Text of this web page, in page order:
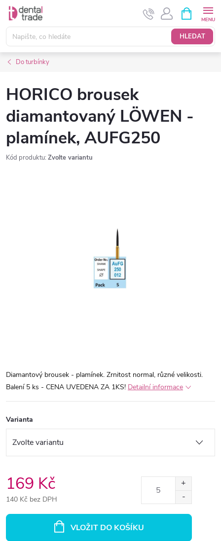
Přejít
obsah
HLEDAT
NÁKUPNÍ
KOŠÍK
Do turbínky
HORICO brousek
diamantovaný LÖWEN -
plamínek, AUFG250
Kód produktu: Zvolte variantu
Diamantový brousek - plamínek. Zrnitost normal, různé velikosti.
Balení 5 ks - CENA UVEDENA ZA 1KS! Detailní informace
Varianta
169 Kč
140 Kč bez DPH
VLOŽIT DO KOŠÍKU